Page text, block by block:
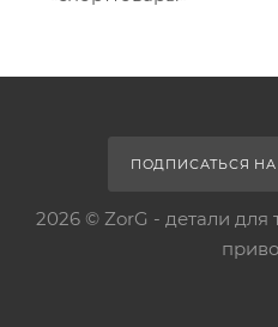
ПОДПИСАТЬСЯ
2026 © ZorG - детали